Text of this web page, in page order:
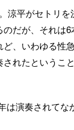
涼平がセトリを
だが、それは6
、いわゆる性急
れたということ
は演奏されてな